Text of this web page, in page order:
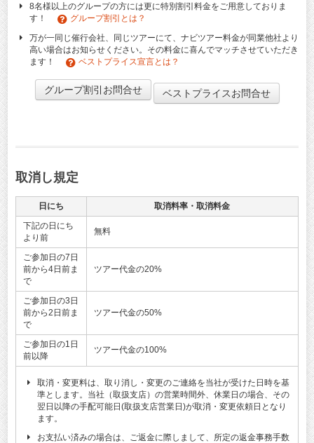
8名様以上のグループの方には更に特別割引料金をご用意しておりま
す！
グループ割引とは？
万が一同じ催行会社、同じツアーにて、ナビツアー料金が同業他社より
高い場合はお知らせください。その料金に喜んでマッチさせていただき
ます！
ベストプライス宣言とは？
グループ割引お問合せ ベストプライスお問合せ
取消し規定
日にち
取消料率・取消料金
下記の日にち
より前
無料
ご参加日の7日
前から4日前ま
で
ツアー代金の20%
ご参加日の3日
前から2日前ま
で
ツアー代金の50%
ご参加日の1日
前以降
ツアー代金の100%
取消・変更料は、取り消し・変更のご連絡を当社が受けた日時を基
準とします。当社（取扱支店）の営業時間外、休業日の場合、その
翌日以降の手配可能日(取扱支店営業日)が取消・変更依頼日となり
ます。
お支払い済みの場合は、ご返金に際しまして、所定の返金事務手数